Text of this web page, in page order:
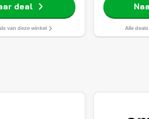
deal
van deze winkel Alle